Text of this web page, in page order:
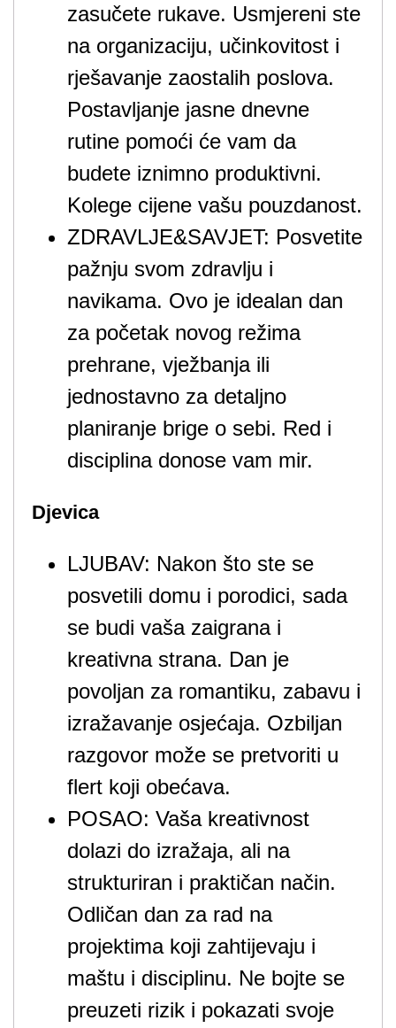
zasučete rukave. Usmjereni ste
na organizaciju, učinkovitost i
rješavanje zaostalih poslova.
Postavljanje jasne dnevne
rutine pomoći će vam da
budete iznimno produktivni.
Kolege cijene vašu pouzdanost.
ZDRAVLJE&SAVJET: Posvetite
pažnju svom zdravlju i
navikama. Ovo je idealan dan
za početak novog režima
prehrane, vježbanja ili
jednostavno za detaljno
planiranje brige o sebi. Red i
disciplina donose vam mir.
Djevica
LJUBAV: Nakon što ste se
posvetili domu i porodici, sada
se budi vaša zaigrana i
kreativna strana. Dan je
povoljan za romantiku, zabavu i
izražavanje osjećaja. Ozbiljan
razgovor može se pretvoriti u
flert koji obećava.
POSAO: Vaša kreativnost
dolazi do izražaja, ali na
strukturiran i praktičan način.
Odličan dan za rad na
projektima koji zahtijevaju i
maštu i disciplinu. Ne bojte se
preuzeti rizik i pokazati svoje